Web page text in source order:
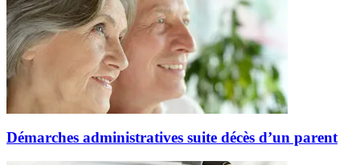
Démarches administratives suite décès d’un parent